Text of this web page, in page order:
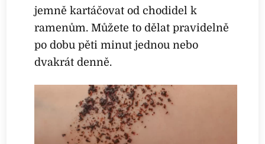
jemně kartáčovat od chodidel k
ramenům. Můžete to dělat pravidelně
po dobu pěti minut jednou nebo
dvakrát denně.